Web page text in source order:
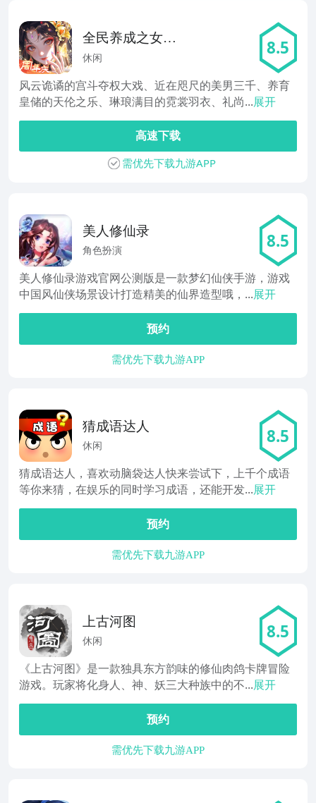
全民养成之女皇
陛下
休闲 8.5
风云诡谲的宫斗夺权大戏、近在咫尺的美男三千、养育
皇储的天伦之乐、琳琅满目的霓裳羽衣、礼尚...展开
高速下载
需优先下载九游APP
美人修仙录
角色扮演 8.5
美人修仙录游戏官网公测版是一款梦幻仙侠手游，游戏
中国风仙侠场景设计打造精美的仙界造型哦，...展开
预约
需优先下载九游APP
猜成语达人
休闲 8.5
猜成语达人，喜欢动脑袋达人快来尝试下，上千个成语
等你来猜，在娱乐的同时学习成语，还能开发...展开
预约
需优先下载九游APP
上古河图
休闲 8.5
《上古河图》是一款独具东方韵味的修仙肉鸽卡牌冒险
游戏。玩家将化身人、神、妖三大种族中的不...展开
预约
需优先下载九游APP